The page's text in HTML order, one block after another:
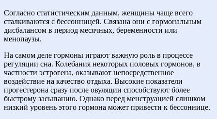
Согласно статистическим данным, женщины чаще всего
сталкиваются с бессонницей. Связана они с гормональным
дисбалансом в период месячных, беременности или
менопаузы.
На самом деле гормоны играют важную роль в процессе
регуляции сна. Колебания некоторых половых гормонов, в
частности эстрогена, оказывают непосредственное
воздействие на качество отдыха. Высокие показатели
прогестерона сразу после овуляции способствуют более
быстрому засыпанию. Однако перед менструацией слишком
низкий уровень этого гормона может привести к бессоннице.